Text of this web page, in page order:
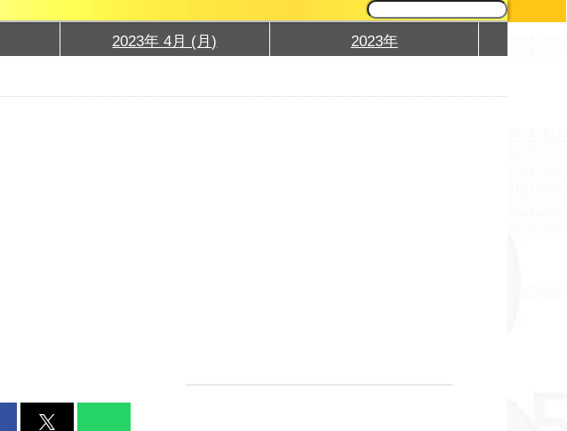
2023年 4月 (月) 2023年